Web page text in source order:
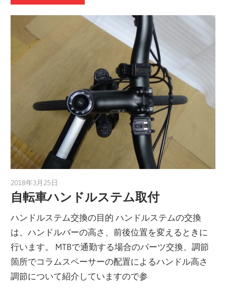
2018年3月25日
自転車ハンドルステム取付
ハンドルステム交換の目的 ハンドルステムの交換
は、ハンドルバーの高さ、前後位置を変えるときに
行います。 MTBで通勤する場合のパーツ交換、調節
箇所でコラムスペーサーの配置によるハンドル高さ
調節について紹介していますので参